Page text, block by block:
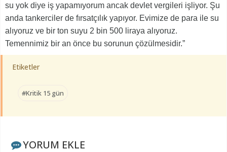
su yok diye iş yapamıyorum ancak devlet vergileri işliyor. Şu
anda tankerciler de fırsatçılık yapıyor. Evimize de para ile su
alıyoruz ve bir ton suyu 2 bin 500 liraya alıyoruz.
Temennimiz bir an önce bu sorunun çözülmesidir.”
Etiketler
#Kritik 15 gün
YORUM EKLE